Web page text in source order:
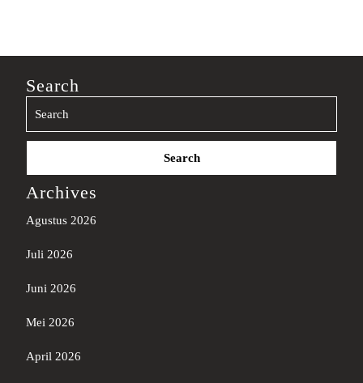
Search
Search
Archives
Agustus 2026
Juli 2026
Juni 2026
Mei 2026
April 2026